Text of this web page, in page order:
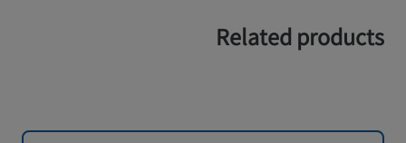
Related products